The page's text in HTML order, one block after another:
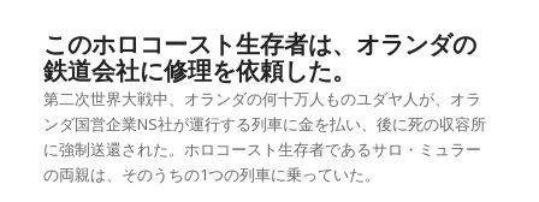
このホロコースト生存者は、オランダの
鉄道会社に修理を依頼した。
第二次世界大戦中、オランダの何十万人ものユダヤ人が、オラ
ンダ国営企業NS社が運行する列車に金を払い、後に死の収容所
に強制送還された。ホロコースト生存者であるサロ・ミュラー
の両親は、そのうちの1つの列車に乗っていた。